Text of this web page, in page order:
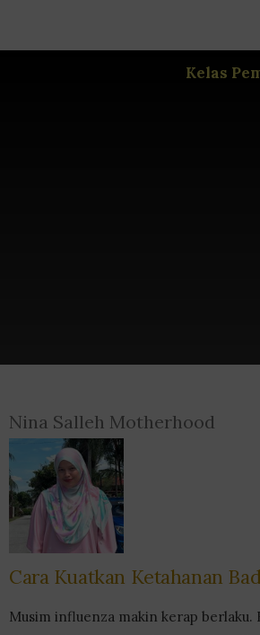
Kelas
Nina Salleh Motherhood
Cara Kuatkan Ketahanan
Musim influenza makin kerap berlaku.